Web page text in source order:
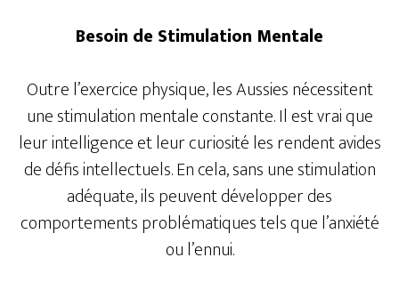
Besoin de Stimulation Mentale
Outre l’exercice physique, les Aussies nécessitent
une stimulation mentale constante. Il est vrai que
leur intelligence et leur curiosité les rendent avides
de défis intellectuels. En cela, sans une stimulation
adéquate, ils peuvent développer des
comportements problématiques tels que l’anxiété
ou l’ennui.